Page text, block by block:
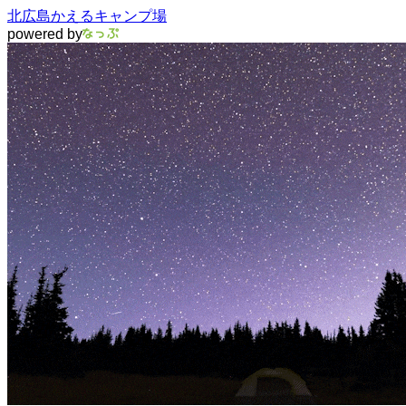
北広島かえるキャンプ場
powered by